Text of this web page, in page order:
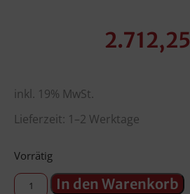
2.712,25
inkl. 19% MwSt.
Lieferzeit: 1–2 Werktage
Vorrätig
In den Warenkorb